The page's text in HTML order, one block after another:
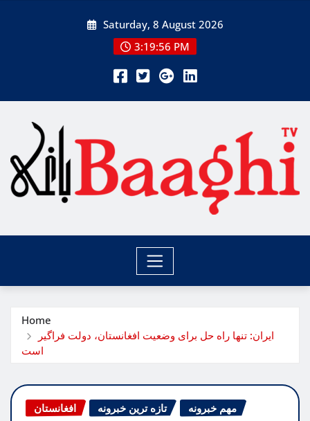
Saturday, 8 August 2026
3:19:57 PM
Home
ایران: تنها راه حل برای وضعیت افغانستان، دولت فراگیر
است
افغانستان تازه ترین خبرونه مهم خبرونه